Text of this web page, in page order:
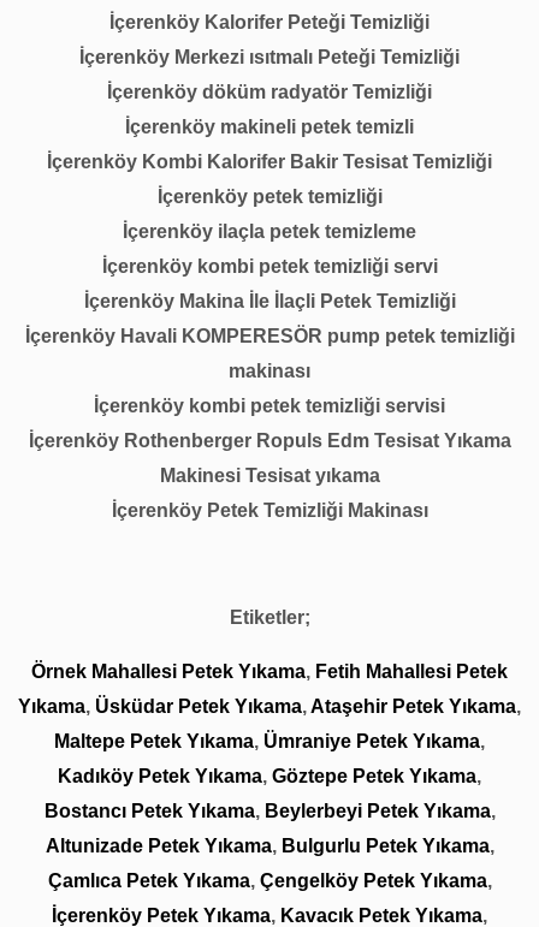
İçerenköy Kalorifer Peteği Temizliği
İçerenköy Merkezi ısıtmalı Peteği Temizliği
İçerenköy döküm radyatör Temizliği
İçerenköy makineli petek temizli
İçerenköy Kombi Kalorifer Bakir Tesisat Temizliği
İçerenköy petek temizliği
İçerenköy ilaçla petek temizleme
İçerenköy kombi petek temizliği servi
İçerenköy Makina İle İlaçli Petek Temizliği
İçerenköy Havali KOMPERESÖR pump petek temizliği
makinası
İçerenköy kombi petek temizliği servisi
İçerenköy Rothenberger Ropuls Edm Tesisat Yıkama
Makinesi Tesisat yıkama
İçerenköy Petek Temizliği Makinası
Etiketler;
Örnek Mahallesi Petek Yıkama, Fetih Mahallesi Petek
Yıkama, Üsküdar Petek Yıkama,Ataşehir Petek Yıkama,
Maltepe Petek Yıkama, Ümraniye Petek Yıkama,
Kadıköy Petek Yıkama, Göztepe Petek Yıkama,
Bostancı Petek Yıkama, Beylerbeyi Petek Yıkama,
Altunizade Petek Yıkama, Bulgurlu Petek Yıkama,
Çamlıca Petek Yıkama, Çengelköy Petek Yıkama,
İçerenköy Petek Yıkama, Kavacık Petek Yıkama,